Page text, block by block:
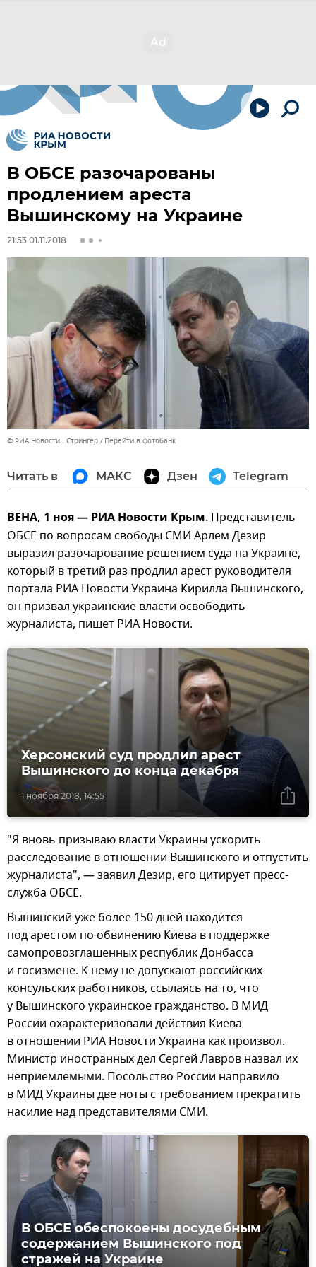
В ОБСЕ разочарованы
продлением ареста
Вышинскому на Украине
21:53 01.11.2018
© РИА Новости . Стрингер Перейти в фотобанк
Читать в МАКС Дзен Telegram
ВЕНА, 1 ноя — РИА Новости Крым. Представитель
ОБСЕ по вопросам свободы СМИ Арлем Дезир
выразил разочарование решением суда на Украине,
который в третий раз продлил арест руководителя
портала РИА Новости Украина Кирилла Вышинского,
он призвал украинские власти освободить
журналиста, пишет РИА Новости.
1 ноября 2018, 14:55
Херсонский суд продлил арест
Вышинского до конца декабря
"Я вновь призываю власти Украины ускорить
расследование в отношении Вышинского и отпустить
журналиста", — заявил Дезир, его цитирует пресс-
служба ОБСЕ.
Вышинский уже более 150 дней находится
под арестом по обвинению Киева в поддержке
самопровозглашенных республик Донбасса
и госизмене. К нему не допускают российских
консульских работников, ссылаясь на то, что
у Вышинского украинское гражданство. В МИД
России охарактеризовали действия Киева
в отношении РИА Новости Украина как произвол.
Министр иностранных дел Сергей Лавров назвал их
неприемлемыми. Посольство России направило
в МИД Украины две ноты с требованием прекратить
насилие над представителями СМИ.
В ОБСЕ обеспокоены досудебным
содержанием Вышинского под
стражей на Украине